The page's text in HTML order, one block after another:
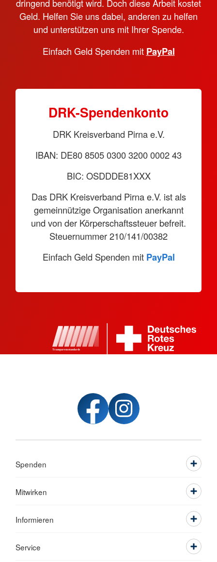
dringend benötigt wird. Doch diese Arbeit kostet
Geld. Helfen Sie uns dabei, anderen zu helfen
und unterstützen uns mit Ihrer Spende.
Einfach Geld Spenden mit PayPal
DRK-Spendenkonto
DRK Kreisverband Pirna e.V.
IBAN: DE80 8505 0300 3200 0002 43
BIC: OSDDDE81XXX
Das DRK Kreisverband Pirna e.V. ist als
gemeinnützige Organisation anerkannt
und von der Körperschaftssteuer befreit.
Steuernummer 210/141/00382
Einfach Geld Spenden mit PayPal
Spenden
Mitwirken
Informieren
Service